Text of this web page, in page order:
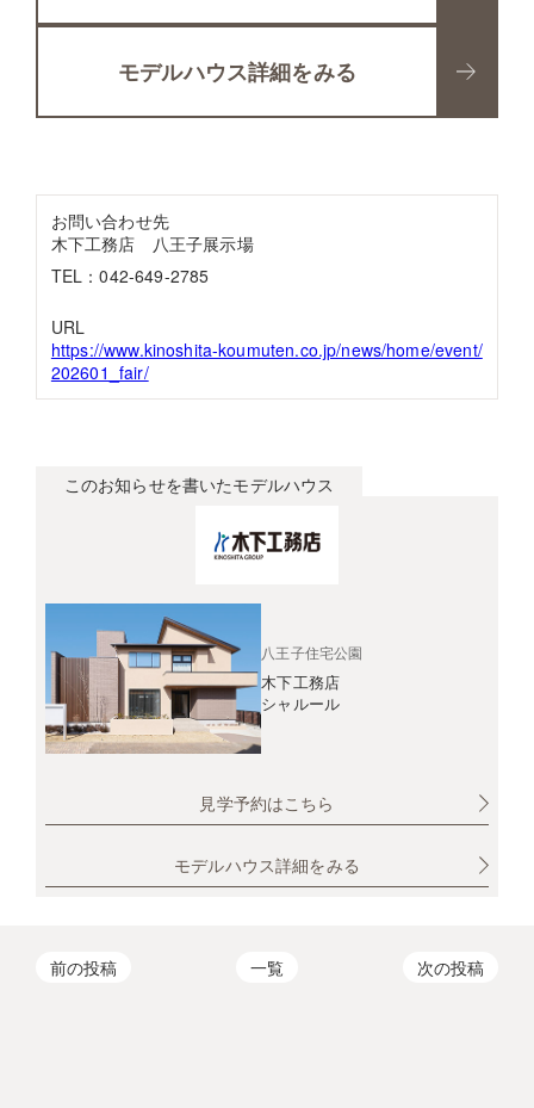
モデルハウス詳細をみる
お問い合わせ先
木下工務店 八王子展示場
TEL：042-649-2785
URL
https://www.kinoshita-koumuten.co.jp/news/home/event/
202601_fair/
このお知らせを書いたモデルハウス
八王子住宅公園
木下工務店
シャルール
見学予約はこちら
モデルハウス詳細をみる
前の投稿 一覧 次の投稿